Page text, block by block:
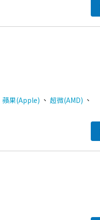
蘋果(Apple) 、 超微(AMD) 、